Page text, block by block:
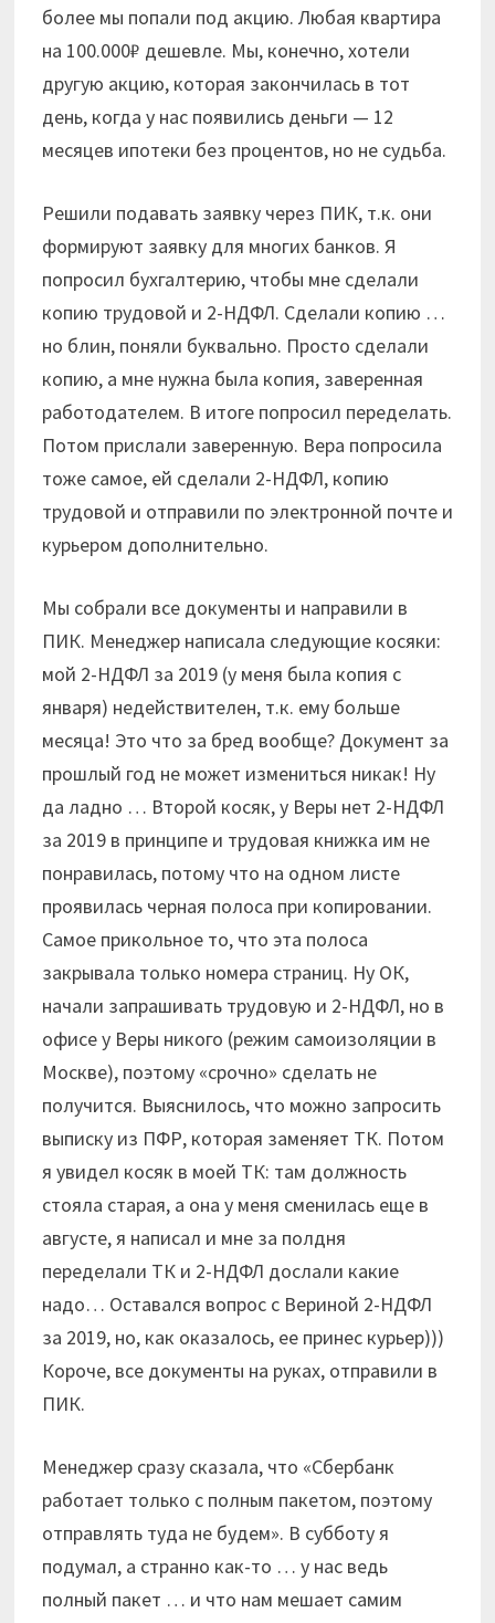
более мы попали под акцию. Любая квартира
на 100.000₽ дешевле. Мы, конечно, хотели
другую акцию, которая закончилась в тот
день, когда у нас появились деньги — 12
месяцев ипотеки без процентов, но не судьба.
Решили подавать заявку через ПИК, т.к. они
формируют заявку для многих банков. Я
попросил бухгалтерию, чтобы мне сделали
копию трудовой и 2-НДФЛ. Сделали копию …
но блин, поняли буквально. Просто сделали
копию, а мне нужна была копия, заверенная
работодателем. В итоге попросил переделать.
Потом прислали заверенную. Вера попросила
тоже самое, ей сделали 2-НДФЛ, копию
трудовой и отправили по электронной почте и
курьером дополнительно.
Мы собрали все документы и направили в
ПИК. Менеджер написала следующие косяки:
мой 2-НДФЛ за 2019 (у меня была копия с
января) недействителен, т.к. ему больше
месяца! Это что за бред вообще? Документ за
прошлый год не может измениться никак! Ну
да ладно … Второй косяк, у Веры нет 2-НДФЛ
за 2019 в принципе и трудовая книжка им не
понравилась, потому что на одном листе
проявилась черная полоса при копировании.
Самое прикольное то, что эта полоса
закрывала только номера страниц. Ну ОК,
начали запрашивать трудовую и 2-НДФЛ, но в
офисе у Веры никого (режим самоизоляции в
Москве), поэтому «срочно» сделать не
получится. Выяснилось, что можно запросить
выписку из ПФР, которая заменяет ТК. Потом
я увидел косяк в моей ТК: там должность
стояла старая, а она у меня сменилась еще в
августе, я написал и мне за полдня
переделали ТК и 2-НДФЛ дослали какие
надо… Оставался вопрос с Вериной 2-НДФЛ
за 2019, но, как оказалось, ее принес курьер)))
Короче, все документы на руках, отправили в
ПИК.
Менеджер сразу сказала, что «Сбербанк
работает только с полным пакетом, поэтому
отправлять туда не будем». В субботу я
подумал, а странно как-то … у нас ведь
полный пакет … и что нам мешает самим